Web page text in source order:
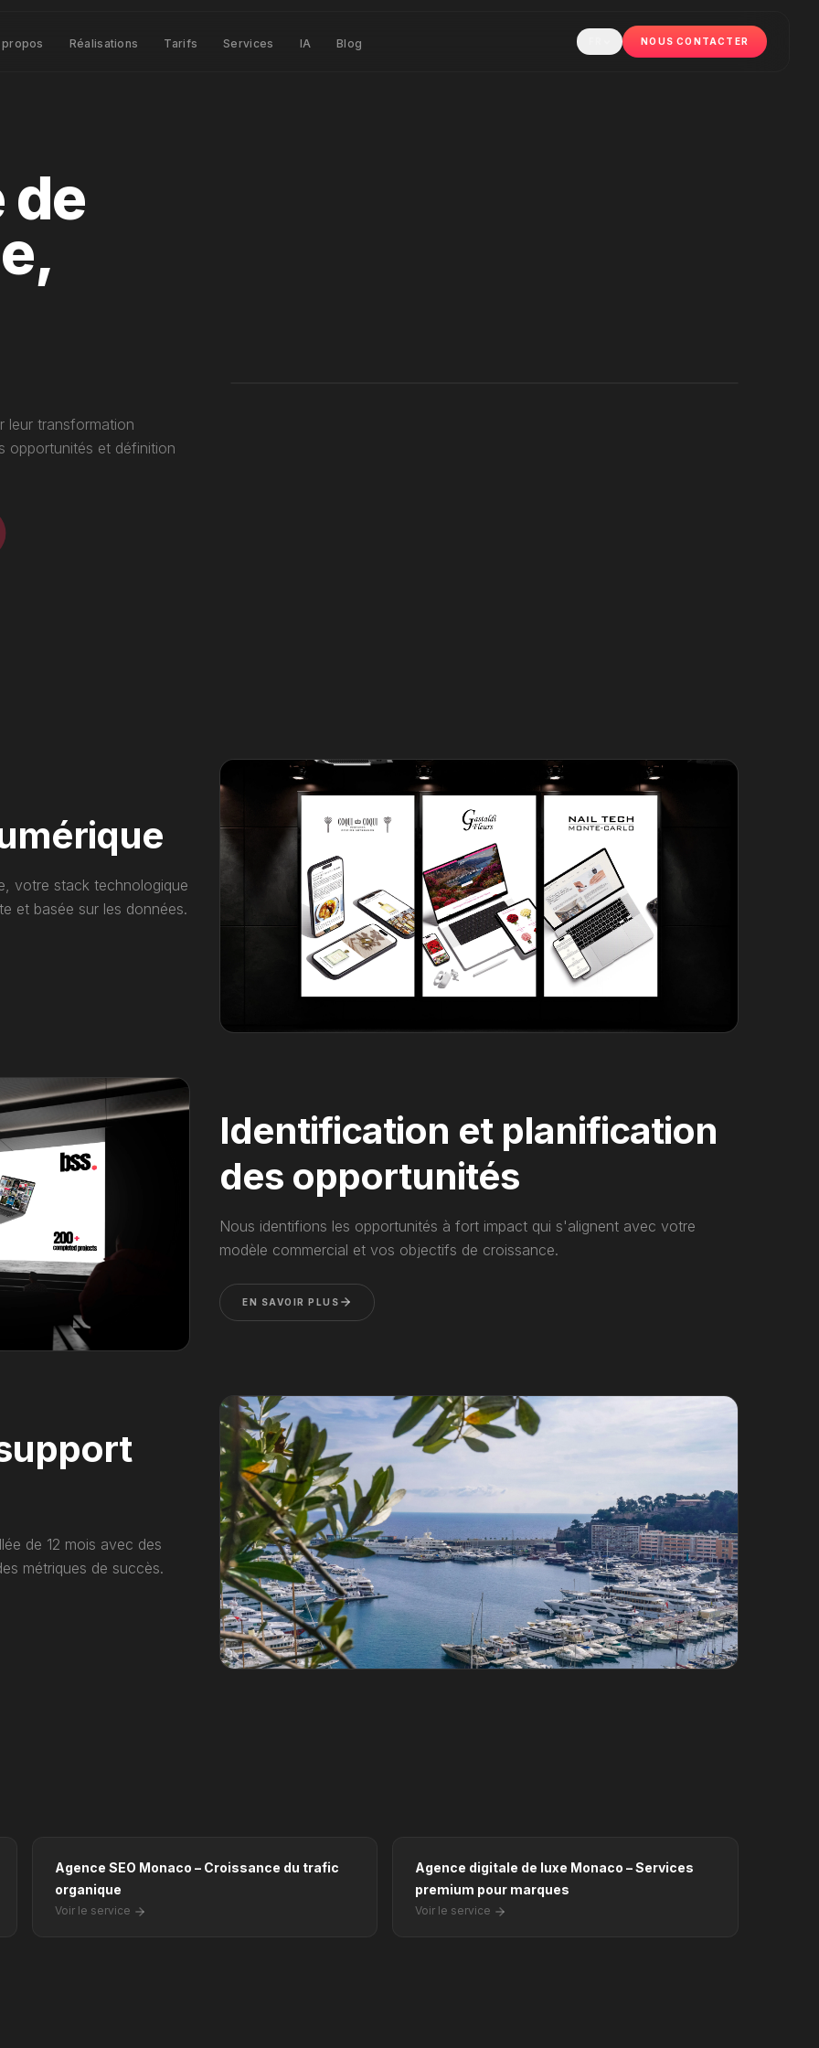
propos Réalisations Tarifs Services IA Blog NOUS CONTACTER
de
leur transformation
opportunités et définition
votre stack technologique
et basée sur les données.
Identification et planification
des opportunités
Nous identifions les opportunités à fort impact qui s'alignent avec votre
modèle commercial et vos objectifs de croissance.
EN SAVOIR PLUS
de 12 mois avec des
métriques de succès.
Agence SEO Monaco – Croissance du trafic
organique
Voir le service
Agence digitale de luxe Monaco – Services
premium pour marques
Voir le service